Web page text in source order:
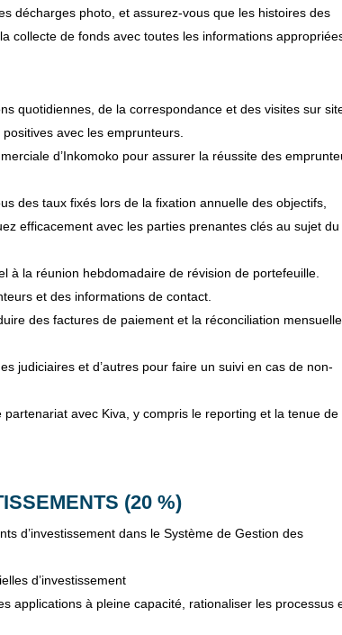
décharges photo, et assurez-vous que les histoires des
collecte de fonds avec toutes les informations
quotidiennes, de la correspondance et des visites sur
avec les emprunteurs.
d’Inkomoko pour assurer la réussite des
des taux fixés lors de la fixation annuelle des objectifs,
efficacement avec les parties prenantes clés au sujet du
à la réunion hebdomadaire de révision de portefeuille.
et des informations de contact.
des factures de paiement et la réconciliation
judiciaires et d’autres pour faire un suivi en cas de non-
avec Kiva, y compris le reporting et la tenue de
(20 %)
d’investissement dans le Système de Gestion des
d’investissement
applications à pleine capacité, rationaliser les processus